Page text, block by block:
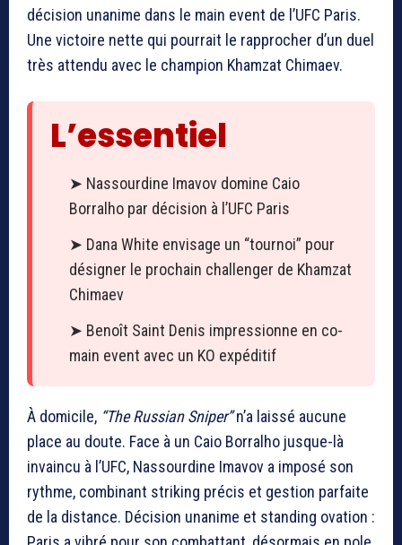
décision unanime dans le main event de l’UFC Paris.
Une victoire nette qui pourrait le rapprocher d’un duel
très attendu avec le champion Khamzat Chimaev.
L’essentiel
➤ Nassourdine Imavov domine Caio
Borralho par décision à l’UFC Paris
➤ Dana White envisage un “tournoi” pour
désigner le prochain challenger de Khamzat
Chimaev
➤ Benoît Saint Denis impressionne en co-
main event avec un KO expéditif
À domicile, “The Russian Sniper”n’a laissé aucune
place au doute. Face à un Caio Borralho jusque-là
invaincu à l’UFC, Nassourdine Imavov a imposé son
rythme, combinant striking précis et gestion parfaite
de la distance. Décision unanime et standing ovation :